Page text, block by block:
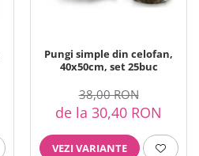
Pungi simple din celofan,
40x50cm, set 25buc
38,00 RON
de la 30,40 RON
VEZI VARIANTE